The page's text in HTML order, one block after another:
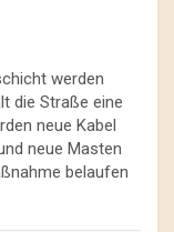
werden
die Straße eine
neue Kabel
neue Masten
belaufen